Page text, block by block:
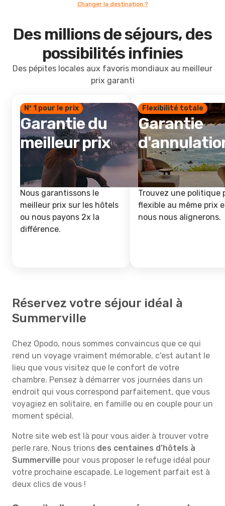
Changer la destination ?
Des millions de séjours, des
possibilités infinies
Des pépites locales aux favoris mondiaux au meilleur
prix garanti
Nº 1 pour le prix
Garantie du
meilleur prix
Nous garantissons le
meilleur prix sur les hôtels
ou nous payons 2x la
différence.
Flexibilité totale
Garantie
Trouvez une politique
flexible au même prix
nous nous alignerons.
Réservez votre séjour idéal à
Summerville
Chez Opodo, nous sommes convaincus que ce qui
rend un voyage vraiment mémorable, c'est autant le
lieu que vous visitez que le confort de votre
chambre. Pensez à démarrer vos journées dans un
endroit qui vous correspond parfaitement, que vous
voyagiez en solitaire, en famille ou en couple pour un
moment spécial.
Notre site web est là pour vous aider à trouver votre
perle rare. Nous trions des centaines d'hôtels à
Summerville pour vous proposer le refuge idéal pour
votre prochaine escapade. Le logement parfait est à
deux clics de vous !